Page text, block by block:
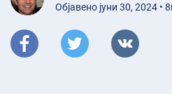
Објавено јуни 30, 2024 •